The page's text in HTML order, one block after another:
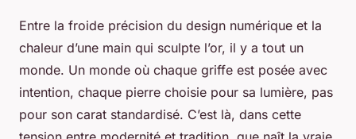
Entre la froide précision du design numérique et la
chaleur d’une main qui sculpte l’or, il y a tout un
monde. Un monde où chaque griffe est posée avec
intention, chaque pierre choisie pour sa lumière, pas
pour son carat standardisé. C’est là, dans cette